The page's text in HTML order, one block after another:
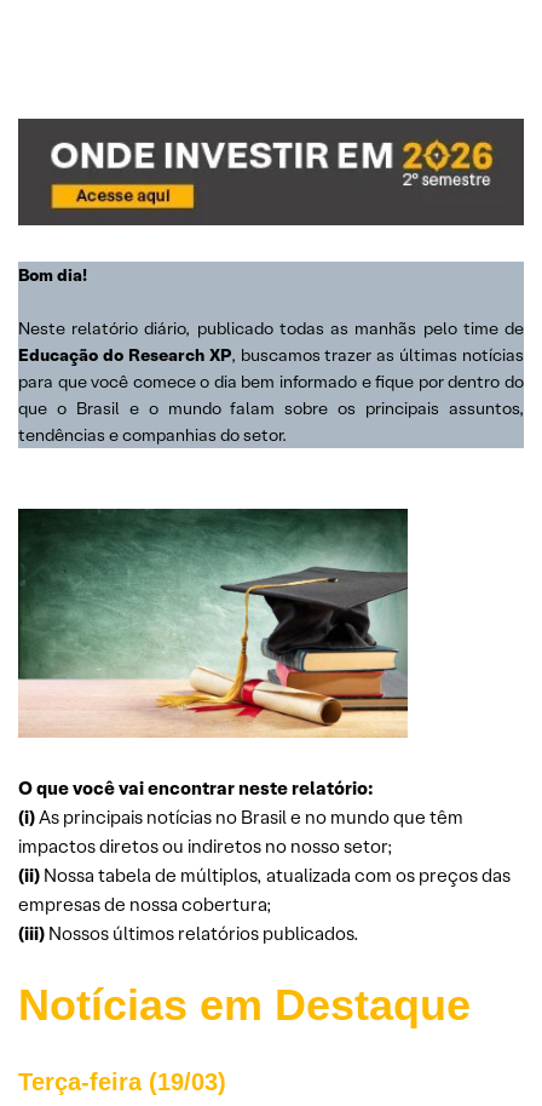
Bom dia!
Neste relatório diário, publicado todas as manhãs pelo time de
Educação do Research XP, buscamos trazer as últimas notícias
para que você comece o dia bem informado e fique por dentro do
que o Brasil e o mundo falam sobre os principais assuntos,
tendências e companhias do setor.
O que você vai encontrar neste relatório:
(i)As principais notícias no Brasil e no mundo que têm
impactos diretos ou indiretos no nosso setor;
(ii) Nossa tabela de múltiplos, atualizada com os preços das
empresas de nossa cobertura;
(iii) Nossos últimos relatórios publicados.
Notícias em Destaque
Terça-feira (19/03)